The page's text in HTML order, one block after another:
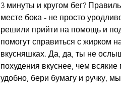
3 минуты и кругом бег?
месте бока - не просто
решили прийти на помощь и
помогут справиться с жирком
вкусняшках. Да, да, ты не
похудения вкуснее, чем
удобно, бери бумагу и ручку,